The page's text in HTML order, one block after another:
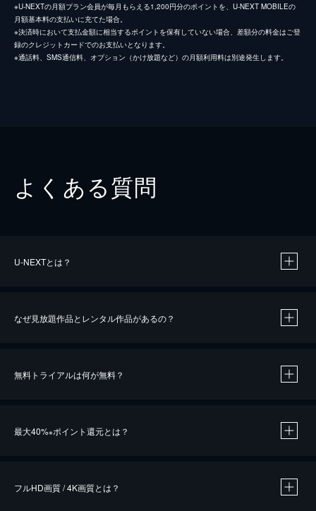
※U-NEXTの月額プラン会員が毎月もらえる1,200円分のポイントを、U-NEXT MOBILEの
月額基本料の支払いに充てた場合。
※決済時において支払金額に相当するポイントを保有していない場合、差額分の料金はご登
録のクレジットカードでのお支払いとなります。
※通話料、SMS通信料、オプション（かけ放題など）の月額利用料は別途発生します。
よくある質問
U-NEXTとは？
なぜ見放題作品とレンタル作品があるの？
無料トライアルは何が無料？
最大40%※ポイント還元とは？
フルHD画質 / 4K画質とは？